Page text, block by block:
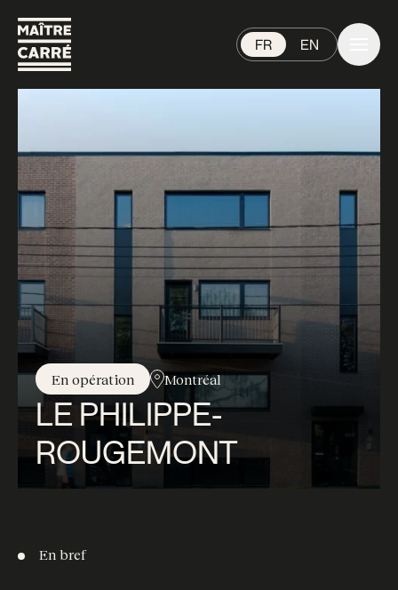
FR EN
En opération Montréal
LE PHILIPPE-
ROUGEMONT
En bref